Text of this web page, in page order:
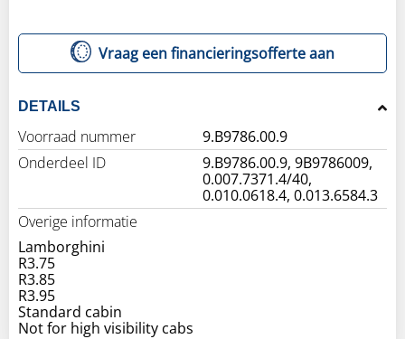
Vraag een financieringsofferte aan
DETAILS
Voorraad nummer
9.B9786.00.9
Onderdeel ID
9.B9786.00.9, 9B9786009,
0.007.7371.4/40,
0.010.0618.4, 0.013.6584.3
Overige informatie
Lamborghini
R3.75
R3.85
R3.95
Standard cabin
Not for high visibility cabs